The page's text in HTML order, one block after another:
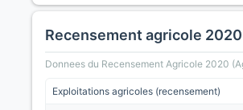
Recensement agricole 2020
Donnees du Recensement Agricole 2020
Exploitations agricoles (recensement)